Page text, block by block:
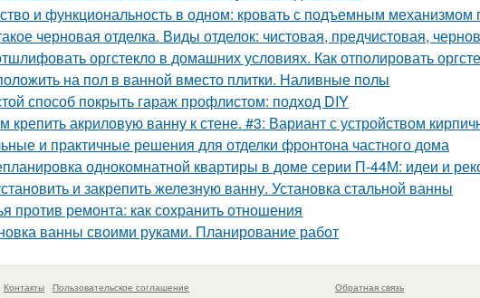
и функциональность в одном: кровать с подъемным механизмом
черновая отделка. Виды отделок: чистовая, предчистовая,
оргстекло в домашних условиях. Как отполировать
на пол в ванной вместо плитки. Наливные полы
способ покрыть гараж профлистом: подход DIY
крепить акриловую ванну к стене. #3: Вариант с устройством
и практичные решения для отделки фронтона частного дома
однокомнатной квартиры в доме серии П-44М: идеи и
и закрепить железную ванну. Установка стальной ванны
против ремонта: как сохранить отношения
ванны своими руками. Планирование работ
Контакты Пользовательское соглашение Обратная связь